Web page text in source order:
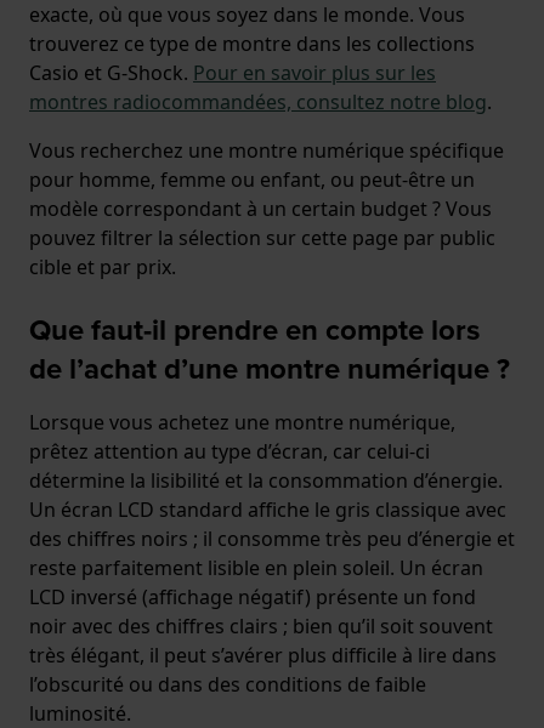
exacte, où que vous soyez dans le monde. Vous
trouverez ce type de montre dans les collections
Casio et G-Shock. Pour en savoir plus sur les
montres radiocommandées, consultez notre blog.
Vous recherchez une montre numérique spécifique
pour homme, femme ou enfant, ou peut-être un
modèle correspondant à un certain budget ? Vous
pouvez filtrer la sélection sur cette page par public
cible et par prix.
Que faut-il prendre en compte lors
de l’achat d’une montre numérique ?
Lorsque vous achetez une montre numérique,
prêtez attention au type d’écran, car celui-ci
détermine la lisibilité et la consommation d’énergie.
Un écran LCD standard affiche le gris classique avec
des chiffres noirs ; il consomme très peu d’énergie et
reste parfaitement lisible en plein soleil. Un écran
LCD inversé (affichage négatif) présente un fond
noir avec des chiffres clairs ; bien qu’il soit souvent
très élégant, il peut s’avérer plus difficile à lire dans
l’obscurité ou dans des conditions de faible
luminosité.